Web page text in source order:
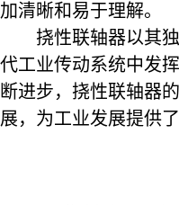
加清晰和易于理解。
挠性联轴器以其
代工业传动系统中发
断进步，挠性联轴器
展，为工业发展提供